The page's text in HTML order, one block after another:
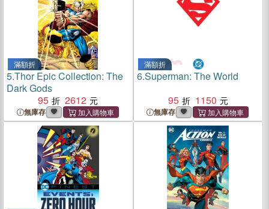
滿額折
5.Thor Epic Collection: The
Dark Gods
95
2612
無庫存
滿額折
6.Superman: The World
95
1150
無庫存